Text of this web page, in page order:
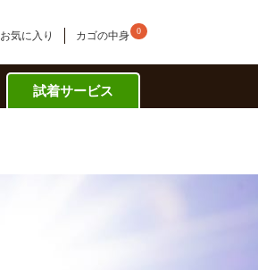
お気に入り カゴの中身 0
試着サービス